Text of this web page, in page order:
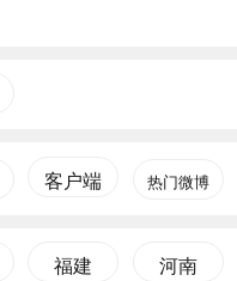
客户端 热门微博
福建 河南